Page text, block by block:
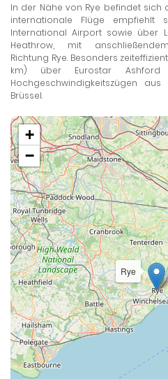
In der Nähe von Rye befindet sich
internationale Flüge
International Airport sowie über
Heathrow, mit
Richtung Rye. Besonders
km) über Eurostar Ashford
Hochgeschwindigkeitszügen
Brüssel.
Rye
+
−